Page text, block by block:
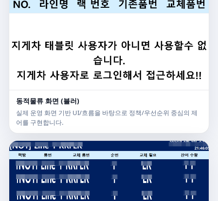
동적물류 화면 (블러)
실제 운영 화면 기반 UI/흐름을 바탕으로 정책/우선순위 중심의 제
어를 구현합니다.